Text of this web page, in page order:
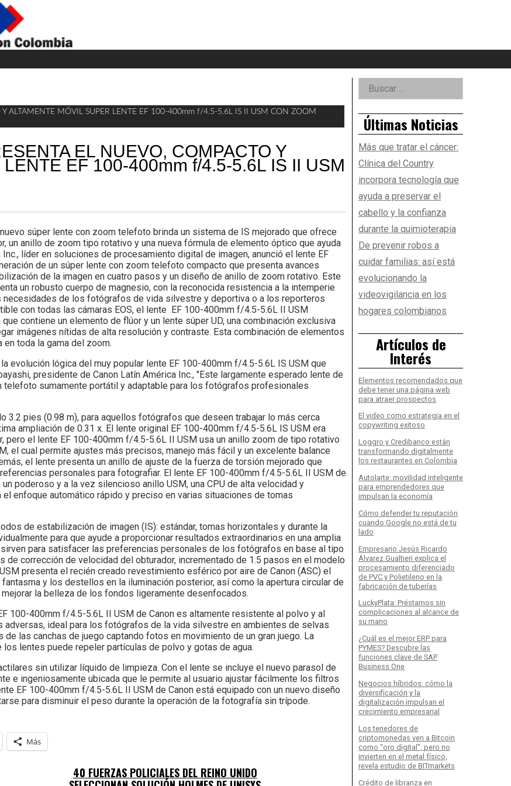
Widget
ALTAMENTE MÓVIL SUPER LENTE EF 100-400mm f/4.5-5.6L IS II USM CON ZOOM
EL NUEVO, COMPACTO Y
EF 100-400mm f/4.5-5.6L IS II USM
súper lente con zoom telefoto brinda un sistema de IS mejorado que ofrece
un anillo de zoom tipo rotativo y una nueva fórmula de elemento óptico que ayuda
líder en soluciones de procesamiento digital de imagen, anunció el lente EF
de un súper lente con zoom telefoto compacto que presenta avances
de la imagen en cuatro pasos y un diseño de anillo de zoom rotativo. Este
un robusto cuerpo de magnesio, con la reconocida resistencia a la intemperie
necesidades de los fotógrafos de vida silvestre y deportiva o a los reporteros
con todas las cámaras EOS, el lente EF 100-400mm f/4.5-5.6L II USM
contiene un elemento de flúor y un lente súper UD, una combinación exclusiva
imágenes nítidas de alta resolución y contraste. Esta combinación de elementos
toda la gama del zoom.
evolución lógica del muy popular lente EF 100-400mm f/4.5-5.6L IS USM que
presidente de Canon Latín América Inc., "Este largamente esperado lente de
telefoto sumamente portátil y adaptable para los fotógrafos profesionales
3.2 pies (0.98 m), para aquellos fotógrafos que deseen trabajar lo más cerca
ampliación de 0.31 x. El lente original EF 100-400mm f/4.5-5.6L IS USM era
pero el lente EF 100-400mm f/4.5-5.6L II USM usa un anillo zoom de tipo rotativo
el cual permite ajustes más precisos, manejo más fácil y un excelente balance
el lente presenta un anillo de ajuste de la fuerza de torsión mejorado que
personales para fotografiar. El lente EF 100-400mm f/4.5-5.6L II USM de
poderoso y a la vez silencioso anillo USM, una CPU de alta velocidad y
enfoque automático rápido y preciso en varias situaciones de tomas
de estabilización de imagen (IS): estándar, tomas horizontales y durante la
para que ayude a proporcionar resultados extraordinarios en una amplia
para satisfacer las preferencias personales de los fotógrafos en base al tipo
corrección de velocidad del obturador, incrementado de 1.5 pasos en el modelo
presenta el recién creado revestimiento esférico por aire de Canon (ASC) el
y los destellos en la iluminación posterior, así como la apertura circular de
la belleza de los fondos ligeramente desenfocados.
100-400mm f/4.5-5.6L II USM de Canon es altamente resistente al polvo y al
adversas, ideal para los fotógrafos de la vida silvestre en ambientes de selvas
las canchas de juego captando fotos en movimiento de un gran juego. La
lentes puede repeler partículas de polvo y gotas de agua.
sin utilizar líquido de limpieza. Con el lente se incluye el nuevo parasol de
e ingeniosamente ubicada que le permite al usuario ajustar fácilmente los filtros
EF 100-400mm f/4.5-5.6L II USM de Canon está equipado con un nuevo diseño
para disminuir el peso durante la operación de la fotografía sin trípode.
Más
40 FUERZAS POLICIALES DEL REINO UNIDO
Right
Asides
Buscar:
Últimas Noticias
Más que tratar el cáncer:
Clínica del Country
incorpora tecnología que
ayuda a preservar el
cabello y la confianza
durante la quimioterapia
De prevenir robos a
cuidar familias: así está
evolucionando la
videovigilancia en los
hogares colombianos
Artículos de
Interés
Elementos recomendados que
debe tener una página web
para atraer prospectos
El video como estrategia en el
copywriting exitoso
Loggro y Credibanco están
transformando digitalmente
los restaurantes en Colombia
Autolarte: movilidad inteligente
para emprendedores que
impulsan la economía
Cómo defender tu reputación
cuando Google no está de tu
lado
Empresario Jesús Ricardo
Álvarez Gualtieri explica el
procesamiento diferenciado
de PVC y Polietileno en la
fabricación de tuberías
LuckyPlata: Préstamos sin
complicaciones al alcance de
su mano
¿Cuál es el mejor ERP para
PYMES? Descubre las
funciones clave de SAP
Business One
Negocios híbridos: cómo la
diversificación y la
digitalización impulsan el
crecimiento empresarial
Los tenedores de
criptomonedas ven a Bitcoin
como “oro digital”, pero no
invierten en el metal físico,
revela estudio de BITmarkets
Crédito de libranza en